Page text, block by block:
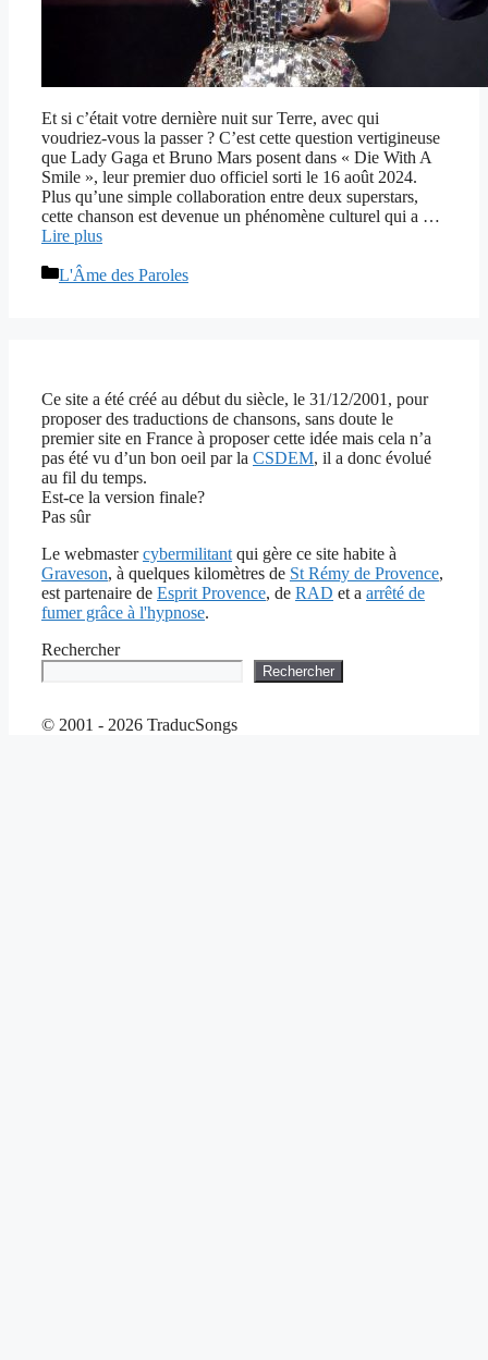
Et si c’était votre dernière nuit sur Terre, avec qui
voudriez-vous la passer ? C’est cette question vertigineuse
que Lady Gaga et Bruno Mars posent dans « Die With A
Smile », leur premier duo officiel sorti le 16 août 2024.
Plus qu’une simple collaboration entre deux superstars,
cette chanson est devenue un phénomène culturel qui a …
Lire plus
Catégories
L'Âme des Paroles
Ce site a été créé au début du siècle, le 31/12/2001, pour
proposer des traductions de chansons, sans doute le
premier site en France à proposer cette idée mais cela n’a
pas été vu d’un bon oeil par la CSDEM, il a donc évolué
au fil du temps.
Est-ce la version finale?
Pas sûr
Le webmastercybermilitant qui gère ce site habite à
Graveson, à quelques kilomètres de St Rémy de Provence,
est partenaire de Esprit Provence, de RAD et a arrêté de
fumer grâce à l'hypnose.
Rechercher
Rechercher
© 2001 - 2026 TraducSongs